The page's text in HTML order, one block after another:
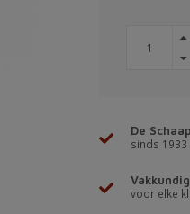
De
sinds 1933
voor elke